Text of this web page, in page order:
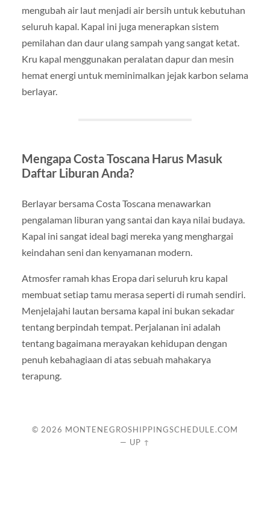
mengubah air laut menjadi air bersih untuk kebutuhan
seluruh kapal. Kapal ini juga menerapkan sistem
pemilahan dan daur ulang sampah yang sangat ketat.
Kru kapal menggunakan peralatan dapur dan mesin
hemat energi untuk meminimalkan jejak karbon selama
berlayar.
Mengapa Costa Toscana Harus Masuk
Daftar Liburan Anda?
Berlayar bersama Costa Toscana menawarkan
pengalaman liburan yang santai dan kaya nilai budaya.
Kapal ini sangat ideal bagi mereka yang menghargai
keindahan seni dan kenyamanan modern.
Atmosfer ramah khas Eropa dari seluruh kru kapal
membuat setiap tamu merasa seperti di rumah sendiri.
Menjelajahi lautan bersama kapal ini bukan sekadar
tentang berpindah tempat. Perjalanan ini adalah
tentang bagaimana merayakan kehidupan dengan
penuh kebahagiaan di atas sebuah mahakarya
terapung.
© 2026 MONTENEGROSHIPPINGSCHEDULE.COM
— UP ↑